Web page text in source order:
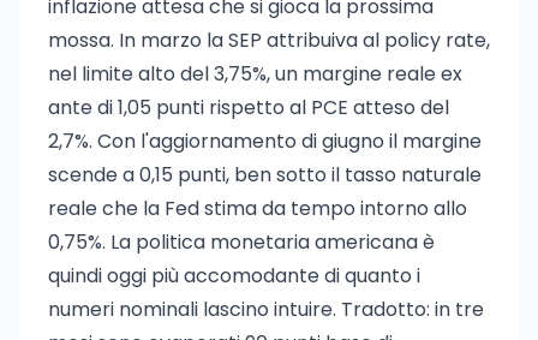
inflazione attesa che si gioca la prossima
mossa. In marzo la SEP attribuiva al policy rate,
nel limite alto del 3,75%, un margine reale ex
ante di 1,05 punti rispetto al PCE atteso del
2,7%. Con l'aggiornamento di giugno il margine
scende a 0,15 punti, ben sotto il tasso naturale
reale che la Fed stima da tempo intorno allo
0,75%. La politica monetaria americana è
quindi oggi più accomodante di quanto i
numeri nominali lascino intuire. Tradotto: in tre